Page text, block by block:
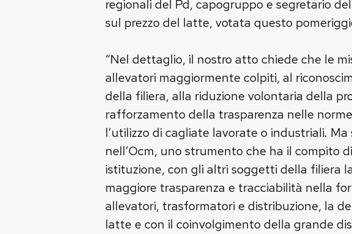
regionali del Pd, capogruppo e segretario
sul prezzo del latte, votata questo
“Nel dettaglio, il nostro atto chiede che le
allevatori maggiormente colpiti, al
della filiera, alla riduzione volontaria della
rafforzamento della trasparenza nelle
l’utilizzo di cagliate lavorate o industriali.
nell’Ocm, uno strumento che ha il compito
istituzione, con gli altri soggetti della filiera
maggiore trasparenza e tracciabilità nella
allevatori, trasformatori e distribuzione, la
latte e con il coinvolgimento della grande